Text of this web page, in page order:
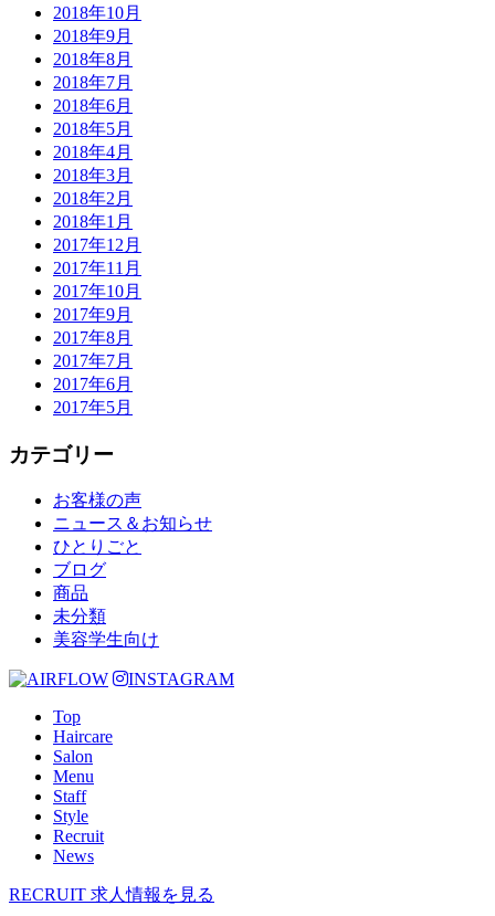
2018年10月
2018年9月
2018年8月
2018年7月
2018年6月
2018年5月
2018年4月
2018年3月
2018年2月
2018年1月
2017年12月
2017年11月
2017年10月
2017年9月
2017年8月
2017年7月
2017年6月
2017年5月
カテゴリー
お客様の声
ニュース＆お知らせ
ひとりごと
ブログ
商品
未分類
美容学生向け
INSTAGRAM
Top
Haircare
Salon
Menu
Staff
Style
Recruit
News
RECRUIT 求人情報を見る